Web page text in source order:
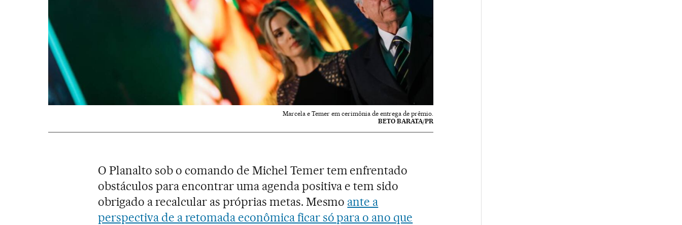
Marcela e Temer em cerimônia de entrega de prêmio.
BETO BARATA/PR
O Planalto sob o comando de Michel Temer tem enfrentado
obstáculos para encontrar uma agenda positiva e tem sido
obrigado a recalcular as próprias metas. Mesmo ante a
perspectiva de a retomada econômica ficar só para o ano que